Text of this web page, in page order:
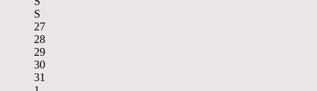
S
27
28
29
30
31